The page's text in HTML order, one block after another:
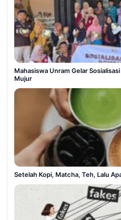
Mahasiswa Unram Gelar
Mujur
Setelah Kopi, Matcha, Teh, Lalu